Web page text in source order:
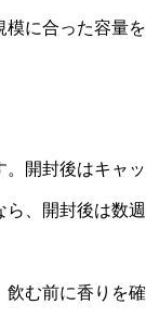
に合った容量
開封後はキャ
、開封後は数
む前に香りを